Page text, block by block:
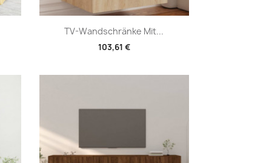
TV-Wandschränke Mit...
103,61 €
Vorschau